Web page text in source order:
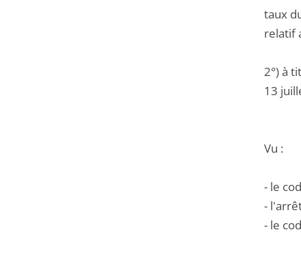
taux
relatif
2°) à
13
Vu :
- le
-
- le